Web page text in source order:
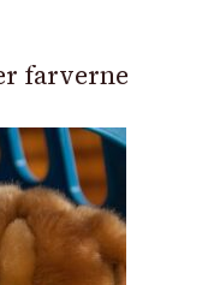
farverne